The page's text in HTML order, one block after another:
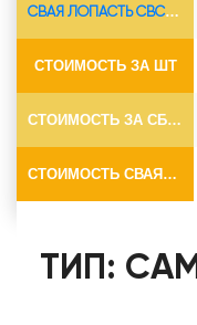
СВАЯ ЛОПАСТЬ СВС-Ø89*6.5
СТОИМОСТЬ ЗА ШТ
СТОИМОСТЬ ЗА СБОРКУ
СТОИМОСТЬ СВАЯ+СБОРКА (БЕЗ ОГОЛОВКА)
ТИП: